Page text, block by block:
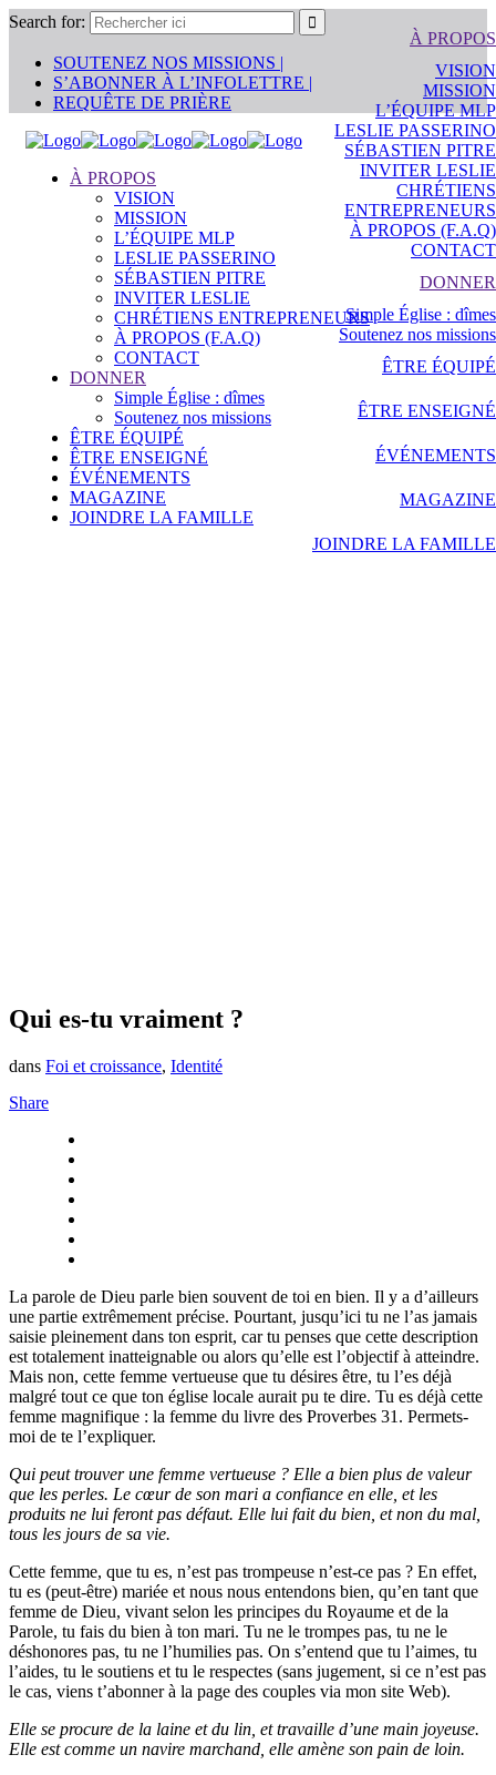
Search for:
SOUTENEZ NOS MISSIONS |
S’ABONNER À L’INFOLETTRE |
REQUÊTE DE PRIÈRE
À PROPOS
VISION
MISSION
L’ÉQUIPE MLP
LESLIE PASSERINO
SÉBASTIEN PITRE
INVITER LESLIE
CHRÉTIENS
ENTREPRENEURS
À PROPOS (F.A.Q)
CONTACT
DONNER
Simple Église : dîmes
Soutenez nos missions
ÊTRE ÉQUIPÉ
ÊTRE ENSEIGNÉ
ÉVÉNEMENTS
MAGAZINE
JOINDRE LA FAMILLE
À PROPOS
VISION
MISSION
L’ÉQUIPE MLP
LESLIE PASSERINO
SÉBASTIEN PITRE
INVITER LESLIE
CHRÉTIENS ENTREPRENEURS
À PROPOS (F.A.Q)
CONTACT
DONNER
Simple Église : dîmes
Soutenez nos missions
ÊTRE ÉQUIPÉ
ÊTRE ENSEIGNÉ
ÉVÉNEMENTS
MAGAZINE
JOINDRE LA FAMILLE
Qui es-tu vraiment ?
dans Foi et croissance, Identité
Share
La parole de Dieu parle bien souvent de toi en bien. Il y a d’ailleurs
une partie extrêmement précise. Pourtant, jusqu’ici tu ne l’as jamais
saisie pleinement dans ton esprit, car tu penses que cette description
est totalement inatteignable ou alors qu’elle est l’objectif à atteindre.
Mais non, cette femme vertueuse que tu désires être, tu l’es déjà
malgré tout ce que ton église locale aurait pu te dire. Tu es déjà cette
femme magnifique : la femme du livre des Proverbes 31. Permets-
moi de te l’expliquer.
Qui peut trouver une femme vertueuse ? Elle a bien plus de valeur
que les perles. Le cœur de son mari a confiance en elle, et les
produits ne lui feront pas défaut. Elle lui fait du bien, et non du mal,
tous les jours de sa vie.
Cette femme, que tu es, n’est pas trompeuse n’est-ce pas ? En effet,
tu es (peut-être) mariée et nous nous entendons bien, qu’en tant que
femme de Dieu, vivant selon les principes du Royaume et de la
Parole, tu fais du bien à ton mari. Tu ne le trompes pas, tu ne le
déshonores pas, tu ne l’humilies pas. On s’entend que tu l’aimes, tu
l’aides, tu le soutiens et tu le respectes (sans jugement, si ce n’est pas
le cas, viens t’abonner à la page des couples via mon site Web).
Elle se procure de la laine et du lin, et travaille d’une main joyeuse.
Elle est comme un navire marchand, elle amène son pain de loin.